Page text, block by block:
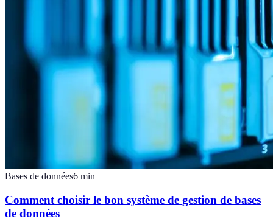
Bases de données6 min
Comment choisir le bon système de gestion de bases
de données